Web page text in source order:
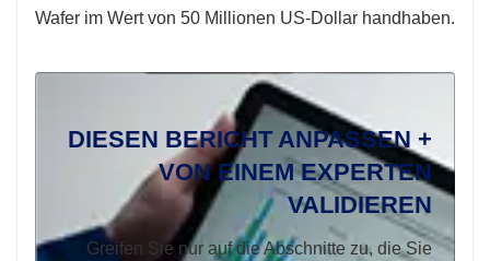
Wafer im Wert von 50 Millionen US-Dollar handhaben.
DIESEN BERICHT ANPASSEN +
VON EINEM EXPERTEN
VALIDIEREN
Greifen Sie nur auf die Abschnitte zu, die Sie